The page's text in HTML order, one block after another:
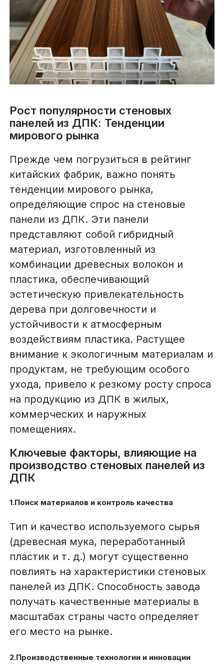
Рост популярности стеновых
панелей из ДПК: Тенденции
мирового рынка
Прежде чем погрузиться в рейтинг
китайских фабрик, важно понять
тенденции мирового рынка,
определяющие спрос на стеновые
панели из ДПК. Эти панели
представляют собой гибридный
материал, изготовленный из
комбинации древесных волокон и
пластика, обеспечивающий
эстетическую привлекательность
дерева при долговечности и
устойчивости к атмосферным
воздействиям пластика. Растущее
внимание к экологичным материалам и
продуктам, не требующим особого
ухода, привело к резкому росту спроса
на продукцию из ДПК в жилых,
коммерческих и наружных
помещениях.
Ключевые факторы, влияющие на
производство стеновых панелей из
ДПК
1.Поиск материалов и контроль качества
Тип и качество используемого сырья
(древесная мука, переработанный
пластик и т. д.) могут существенно
повлиять на характеристики стеновых
панелей из ДПК. Способность завода
получать качественные материалы в
масштабах страны часто определяет
его место на рынке.
2.Производственные технологии и инновации